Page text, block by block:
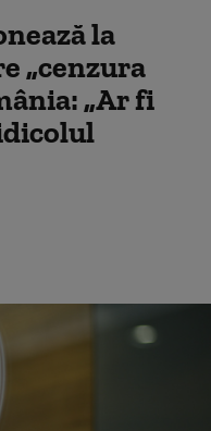
la
„cenzura
„Ar fi